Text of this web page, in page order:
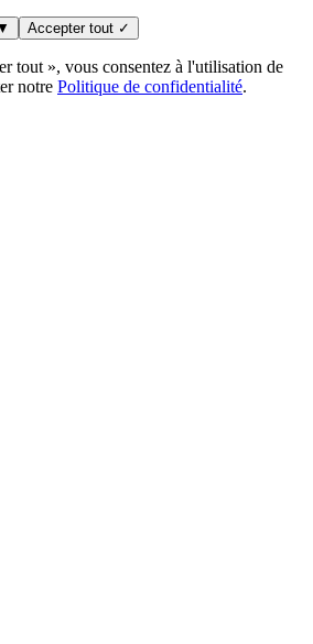
Accepter tout ✓
tout », vous consentez à l'utilisation de
notre Politique de confidentialité.